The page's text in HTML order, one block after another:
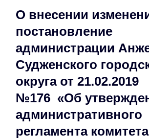
О внесении
постановление
администрации
Судженского
округа от 21.02.2019
№176 «Об
административного
регламента